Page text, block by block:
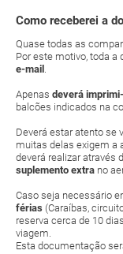
Como receberei a
Quase todas as
Por este motivo, toda a
e-mail .
Apenas deverá
balcões indicados na
Deverá estar atento se
muitas delas exigem a
deverá realizar através
suplemento extra no
Caso seja necessário
férias (Caraíbas,
reserva cerca de 10
viagem.
Esta documentação